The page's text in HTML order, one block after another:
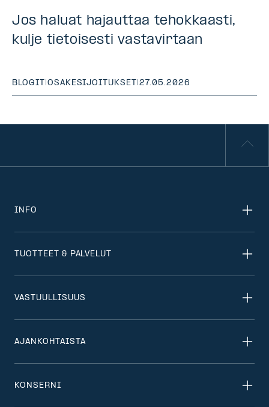
Jos haluat hajauttaa tehokkaasti,
kulje tietoisesti vastavirtaan
BLOGIT |OSAKESIJOITUKSET |27.05.2026
INFO
TUOTTEET & PALVELUT
VASTUULLISUUS
AJANKOHTAISTA
KONSERNI